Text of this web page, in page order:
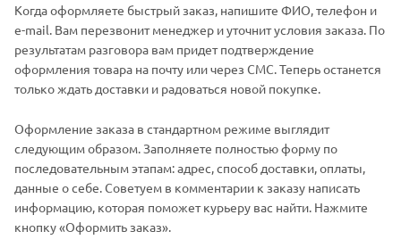
Когда оформляете быстрый заказ, напишите ФИО, телефон и
e-mail. Вам перезвонит менеджер и уточнит условия заказа. По
результатам разговора вам придет подтверждение
оформления товара на почту или через СМС. Теперь останется
только ждать доставки и радоваться новой покупке.
Оформление заказа в стандартном режиме выглядит
следующим образом. Заполняете полностью форму по
последовательным этапам: адрес, способ доставки, оплаты,
данные о себе. Советуем в комментарии к заказу написать
информацию, которая поможет курьеру вас найти. Нажмите
кнопку «Оформить заказ».